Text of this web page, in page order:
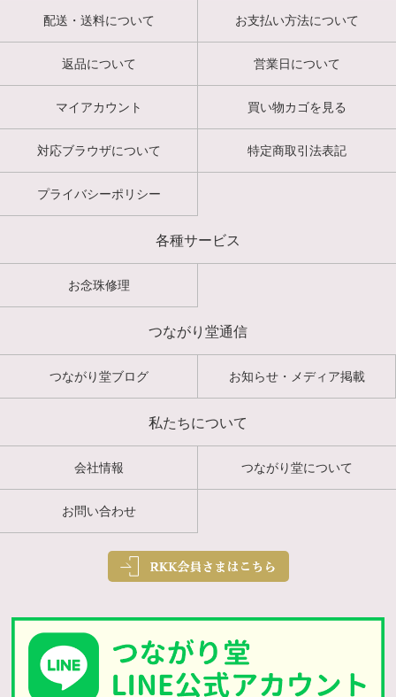
配送・送料について お支払い方法について
返品について 営業日について
マイアカウント 買い物カゴを見る
対応ブラウザについて 特定商取引法表記
プライバシーポリシー
各種サービス
お念珠修理
つながり堂通信
つながり堂ブログ お知らせ・メディア掲載
私たちについて
会社情報 つながり堂について
お問い合わせ